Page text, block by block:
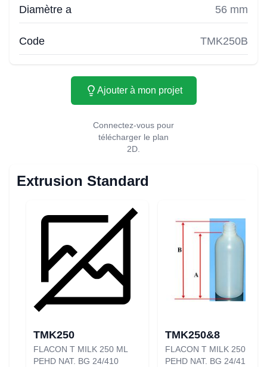
Diamètre a 56 mm
Code TMK250B
Ajouter à mon projet
Connectez-vous pour
télécharger le plan
2D.
Extrusion Standard
TMK250
FLACON T MILK 250 ML
PEHD NAT. BG 24/410
TMK250&8
FLACON T MILK 250 ML
PEHD NAT. BG 24/410